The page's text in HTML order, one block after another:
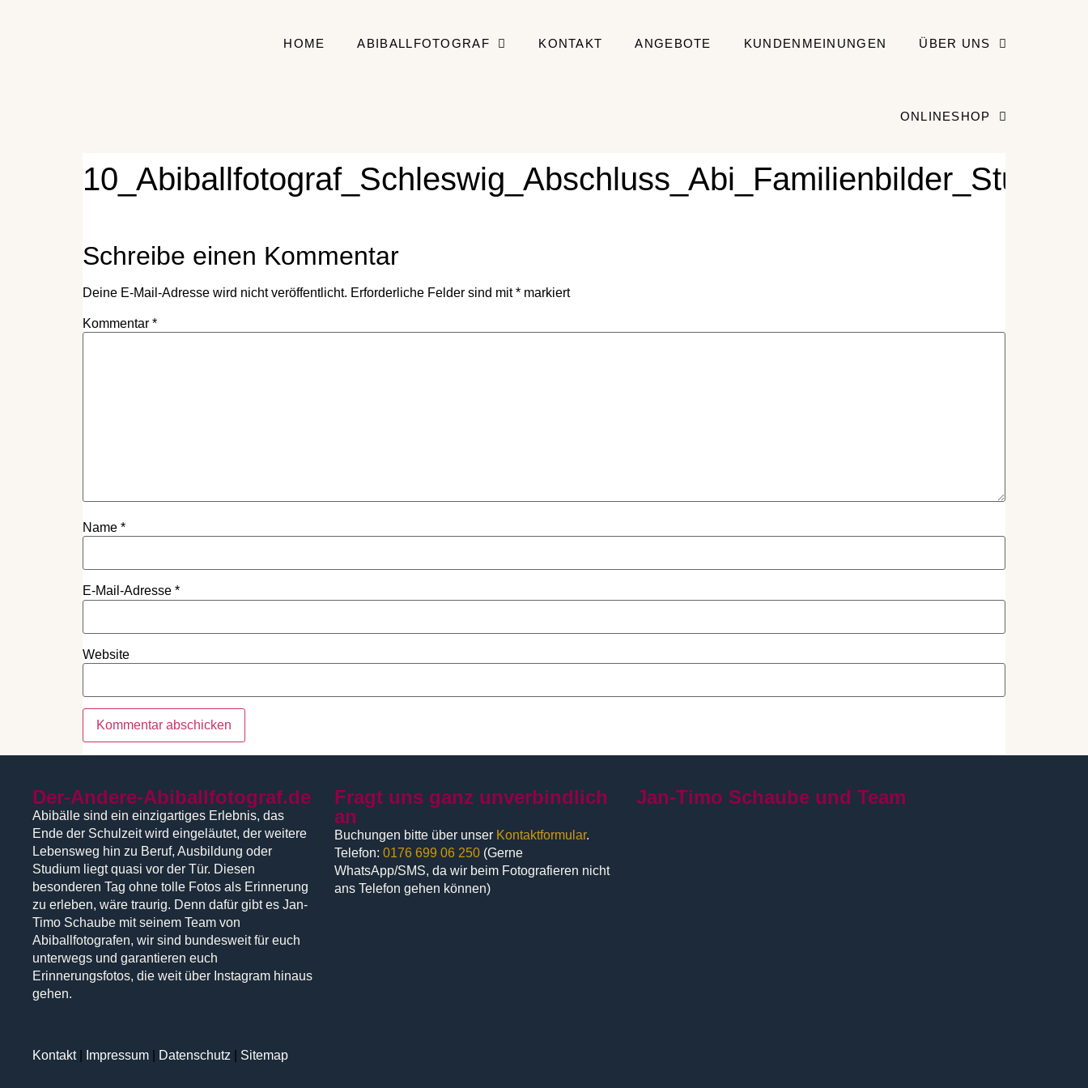
HOME ABIBALLFOTOGRAF KONTAKT ANGEBOTE KUNDENMEINUNGEN ÜBER UNS
ONLINESHOP
Schreibe einen Kommentar
Deine E-Mail-Adresse wird nicht veröffentlicht. Erforderliche Felder sind mit* markiert
Kommentar *
Name *
E-Mail-Adresse *
Website
Der-Andere-Abiballfotograf.de
Abibälle sind ein einzigartiges Erlebnis, das
Ende der Schulzeit wird eingeläutet, der weitere
Lebensweg hin zu Beruf, Ausbildung oder
Studium liegt quasi vor der Tür. Diesen
besonderen Tag ohne tolle Fotos als Erinnerung
zu erleben, wäre traurig. Denn dafür gibt es Jan-
Timo Schaube mit seinem Team von
Abiballfotografen, wir sind bundesweit für euch
unterwegs und garantieren euch
Erinnerungsfotos, die weit über Instagram hinaus
gehen.
Fragt uns ganz unverbindlich
an
Buchungen bitte über unser Kontaktformular.
Telefon: 0176 699 06 250(Gerne
WhatsApp/SMS, da wir beim Fotografieren nicht
ans Telefon gehen können)
Jan-Timo Schaube und Team
Kontakt| Impressum Datenschutz Sitemap